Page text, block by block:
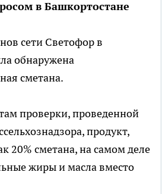
в Башкортостане
сети Светофор в
обнаружена
сметана.
проверки, проведенной
продукт,
20% сметана, на самом деле
жиры и масла вместо